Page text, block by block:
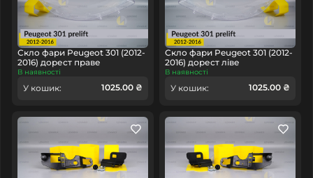
Скло фари Peugeot 301 (2012-
2016) дорест праве
В наявності
У кошик: 1025.00 ₴
Скло фари Peugeot 301 (2012-
2016) дорест ліве
В наявності
У кошик: 1025.00 ₴